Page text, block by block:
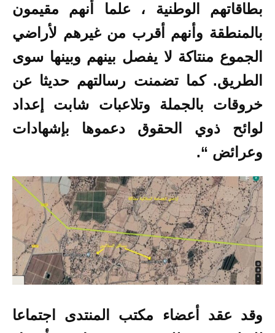
بطاقاتهم الوطنية ، علما أنهم مقيمون
بالمنطقة وأنهم أقرب من غيرهم لأراضي
الجموع منتاكة لا يفصل بينهم وبينها سوى
الطريق. كما تضمنت رسالتهم حديثا عن
خروقات بالجملة وتلاعبات شابت إعداد
لوائح ذوي الحقوق دعموها بإشهادات
وعرائض “.
وقد عقد أعضاء مكتب المنتدى اجتماعا